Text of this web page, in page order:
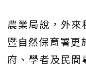
農業局說，外來
暨自然保育署更
府、學者及民